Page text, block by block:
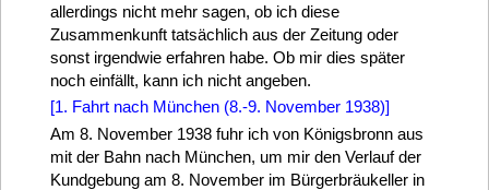
allerdings nicht mehr sagen, ob ich diese
Zusammenkunft tatsächlich aus der Zeitung oder
sonst irgendwie erfahren habe. Ob mir dies später
noch einfällt, kann ich nicht angeben.
[1. Fahrt nach München (8.-9. November 1938)]
Am 8. November 1938 fuhr ich von Königsbronn aus
mit der Bahn nach München, um mir den Verlauf der
Kundgebung am 8. November im Bürgerbräukeller in